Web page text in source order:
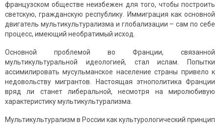
французском обществе неизбежен для того, чтобы построить
светскую, гражданскую республику. Иммиграция как основной
двигатель мультикультурализма и глобализации – сам по себе
процесс, имеющий необратимый исход.
Основной проблемой во Франции, связанной
мультикультуральной идеологией, стал ислам. Попытки
ассимилировать мусульманское население страны привело к
недовольству мигрантов. Настоящая этнопо­литика Франции
вряд ли станет либеральной, несмотря на миролюбивую
характеристику мультикультурализма.
Мультикультурализм в России как культурологический принцип